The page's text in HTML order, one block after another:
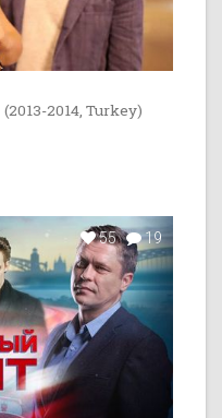
(2013-2014, Turkey)
55 19